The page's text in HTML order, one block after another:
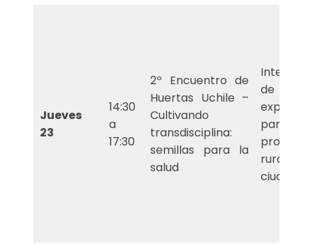
Jueves
23
14:30
a
17:30
2º Encuentro de
Huertas Uchile –
Cultivando
transdisciplina:
semillas para la
salud
de
para
ciudad.